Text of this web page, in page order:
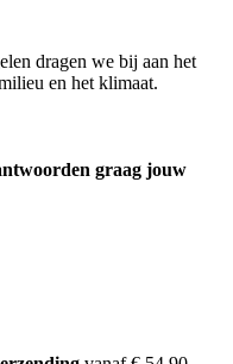
dragen we bij aan het
en het klimaat.
graag jouw